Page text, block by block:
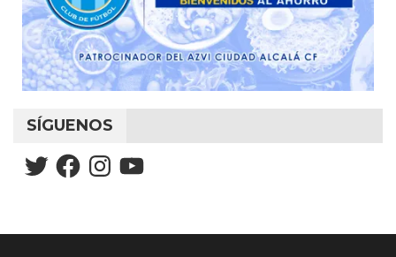
SÍGUENOS
TwitterFacebookInstagramYouTube